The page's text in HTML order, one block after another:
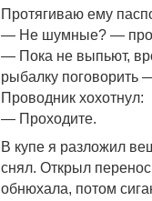
Протягиваю ему
— Не шумные? —
— Пока не выпьют,
рыбалку поговорить
Проводник хохотнул:
— Проходите.
В купе я разложил
снял. Открыл
обнюхала, потом